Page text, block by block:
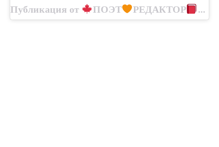
Публикация от
ПОЭТ РЕДАКТОР